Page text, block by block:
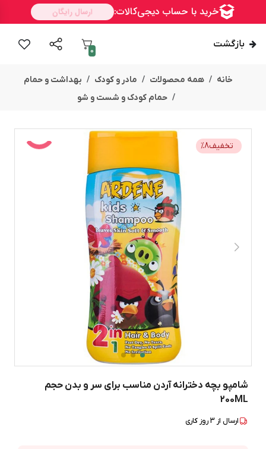
بازگشت
0
خانه همه محصولات مادر و کودک
بهداشت و حمام
حمام کودک و شست و شو
تخفیف %8
شامپو بچه دخترانه آردن مناسب برای سر و بدن حجم
200ML
ارسال از 3روز کاری